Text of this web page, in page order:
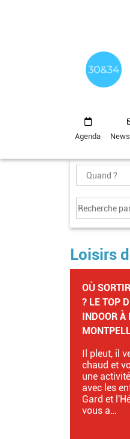
Agenda
Loisirs
GAME
CHEZ
Escape
énigmes,
on vous
idéale à
entre amis !